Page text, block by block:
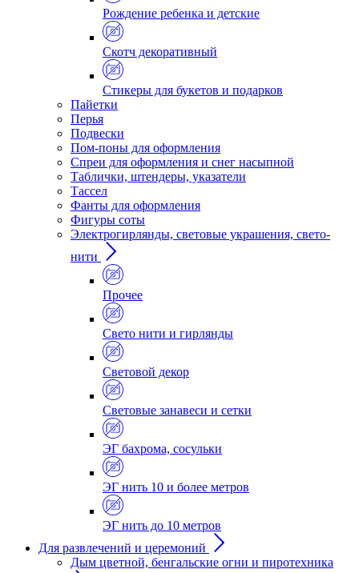
Рождение ребенка и детские
Скотч декоративный
Стикеры для букетов и подарков
Пайетки
Перья
Подвески
Пом-поны для оформления
Спреи для оформления и снег насыпной
Таблички, штендеры, указатели
Тассел
Фанты для оформления
Фигуры соты
Электрогирлянды, световые украшения, свето-
нити
Прочее
Свето нити и гирлянды
Световой декор
Световые занавеси и сетки
ЭГ бахрома, сосульки
ЭГ нить 10 и более метров
ЭГ нить до 10 метров
Для развлечений и церемоний
Дым цветной, бенгальские огни и пиротехника